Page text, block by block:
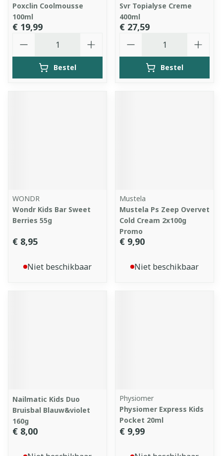
Poxclin Coolmousse
100ml
€ 19,99
Bestel
Svr Topialyse Creme
400ml
€ 27,59
Bestel
WONDR
Wondr Kids Bar Sweet
Berries 55g
€ 8,95
Niet beschikbaar
Mustela
Mustela Ps Zeep Overvet
Cold Cream 2x100g
Promo
€ 9,90
Niet beschikbaar
Nailmatic Kids Duo
Bruisbal Blauw&violet
160g
€ 8,00
Physiomer
Physiomer Express Kids
Pocket 20ml
€ 9,99